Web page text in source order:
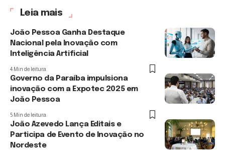
Leia mais
João Pessoa Ganha Destaque
Nacional pela Inovação com
Inteligência Artificial
4 Min de leitura
Governo da Paraíba impulsiona
inovação com a Expotec 2025 em
João Pessoa
5 Min de leitura
João Azevedo Lança Editais e
Participa de Evento de Inovação no
Nordeste